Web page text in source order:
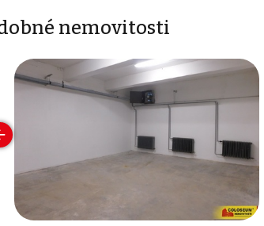
nemovitosti